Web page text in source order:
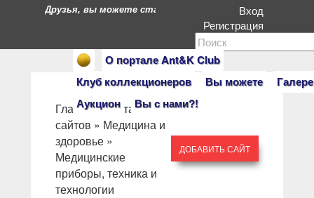
О портале Ant&K Club
Клуб коллекционеров
Вы можете
Аукцион
Вы с нами?!
Друзья, вы можете стать героями нашего портала.
Вход
Регистрация
Главная»Каталог
сайтов » Медицина и
здоровье »
Медицинские
приборы, техника и
технологии
ДОБАВИТЬ САЙТ